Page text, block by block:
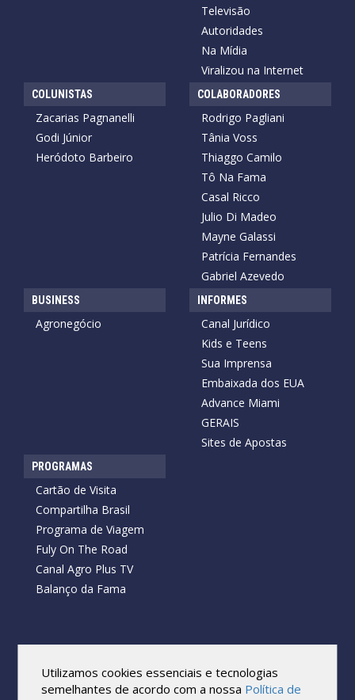
Televisão
Autoridades
Na Mídia
Viralizou na Internet
COLUNISTAS
Zacarias Pagnanelli
Godi Júnior
Heródoto Barbeiro
COLABORADORES
Rodrigo Pagliani
Tânia Voss
Thiaggo Camilo
Tô Na Fama
Casal Ricco
Julio Di Madeo
Mayne Galassi
Patrícia Fernandes
Gabriel Azevedo
BUSINESS
Agronegócio
INFORMES
Canal Jurídico
Kids e Teens
Sua Imprensa
Embaixada dos EUA
Advance Miami
GERAIS
Sites de Apostas
PROGRAMAS
Cartão de Visita
Compartilha Brasil
Programa de Viagem
Fuly On The Road
Canal Agro Plus TV
Balanço da Fama
Todos os direitos reservados.
Reprodução no todo ou em parte sob qualquer forma ou meio,
sem expressa autorização por escrito do Cartão de Visita, é
Utilizamos cookies essenciais e tecnologias
semelhantes de acordo com a nossa Política de